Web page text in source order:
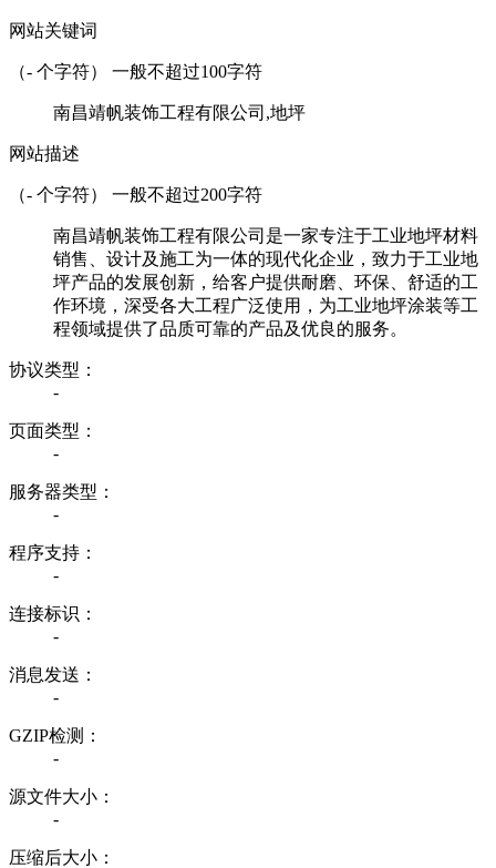
网站关键词
（- 个字符） 一般不超过100字符
南昌靖帆装饰工程有限公司,地坪
网站描述
（- 个字符） 一般不超过200字符
南昌靖帆装饰工程有限公司是一家专注于工业地坪材料
销售、设计及施工为一体的现代化企业，致力于工业地
坪产品的发展创新，给客户提供耐磨、环保、舒适的工
作环境，深受各大工程广泛使用，为工业地坪涂装等工
程领域提供了品质可靠的产品及优良的服务。
协议类型：
-
页面类型：
-
服务器类型：
-
程序支持：
-
连接标识：
-
消息发送：
-
GZIP检测：
-
源文件大小：
-
压缩后大小：